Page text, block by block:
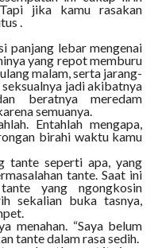
jika kamu rasakan
.
panjang lebar mengenai
yang repot memburu
malam, serta jarang-
jadi akibatnya
beratnya meredam
semuanya.
Entahlah mengapa,
birahi waktu kamu
tante seperti apa, yang
tante. Saat ini
yang ngongkosin
sekalian buka tasnya,
menahan. “Saya belum
tante dalam rasa sedih.